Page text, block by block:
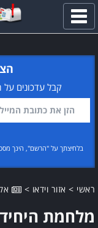
פתח
תפריט
קבל עדכונים על
בלחיצתך על "הרשם", הינך
ראשי > אזור וידאו >
מלחמת